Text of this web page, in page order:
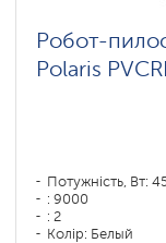
Робот-
Polaris
Потужність, Вт:
: 9000
: 2
Колір: Белый